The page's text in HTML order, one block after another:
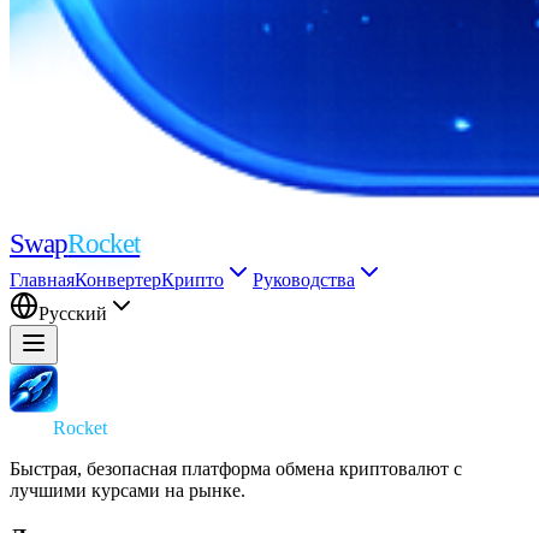
SwapRocket
ГлавнаяКонвертерКрипто
Руководства
Русский
Rocket
Быстрая, безопасная платформа обмена криптовалют с
лучшими курсами на рынке.